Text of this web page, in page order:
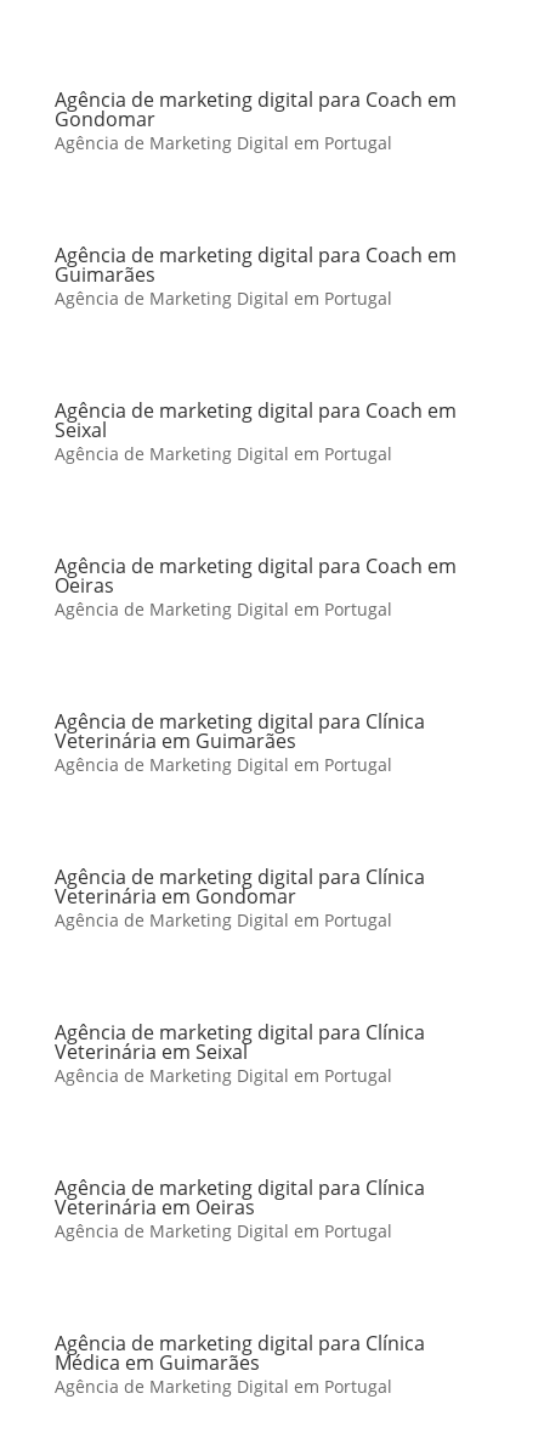
Agência de marketing digital para Coach em
Gondomar
Agência de Marketing Digital em Portugal
Agência de marketing digital para Coach em
Guimarães
Agência de Marketing Digital em Portugal
Agência de marketing digital para Coach em
Seixal
Agência de Marketing Digital em Portugal
Agência de marketing digital para Coach em
Oeiras
Agência de Marketing Digital em Portugal
Agência de marketing digital para Clínica
Veterinária em Guimarães
Agência de Marketing Digital em Portugal
Agência de marketing digital para Clínica
Veterinária em Gondomar
Agência de Marketing Digital em Portugal
Agência de marketing digital para Clínica
Veterinária em Seixal
Agência de Marketing Digital em Portugal
Agência de marketing digital para Clínica
Veterinária em Oeiras
Agência de Marketing Digital em Portugal
Agência de marketing digital para Clínica
Médica em Guimarães
Agência de Marketing Digital em Portugal